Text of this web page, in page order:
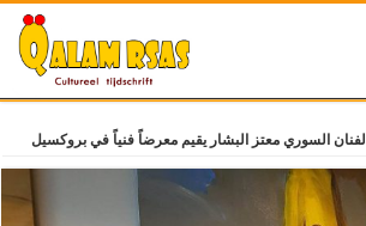
الفنان السوري معتز البشار يقيم معرضاً فنياً في بروكسيل